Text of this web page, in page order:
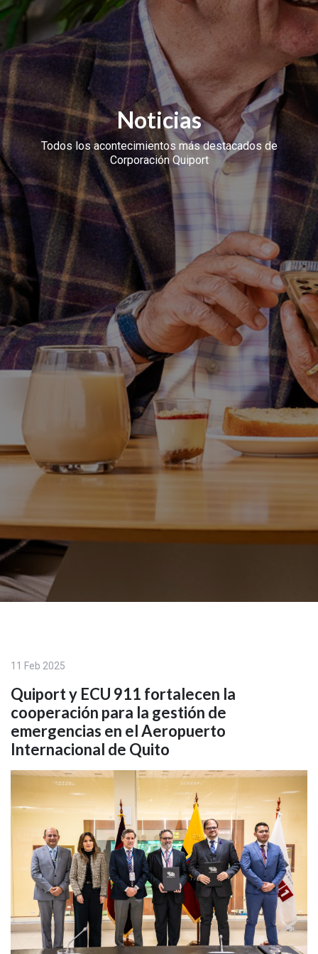
Noticias
Todos los acontecimientos más destacados de
Corporación Quiport
11 Feb 2025
Quiport y ECU 911 fortalecen la
cooperación para la gestión de
emergencias en el Aeropuerto
Internacional de Quito